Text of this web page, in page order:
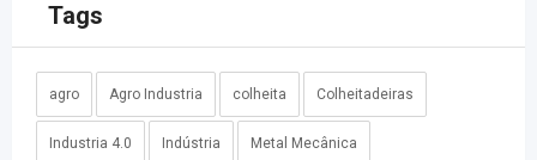
Tags
agro Agro Industria colheita Colheitadeiras
Industria 4.0 Indústria Metal Mecânica